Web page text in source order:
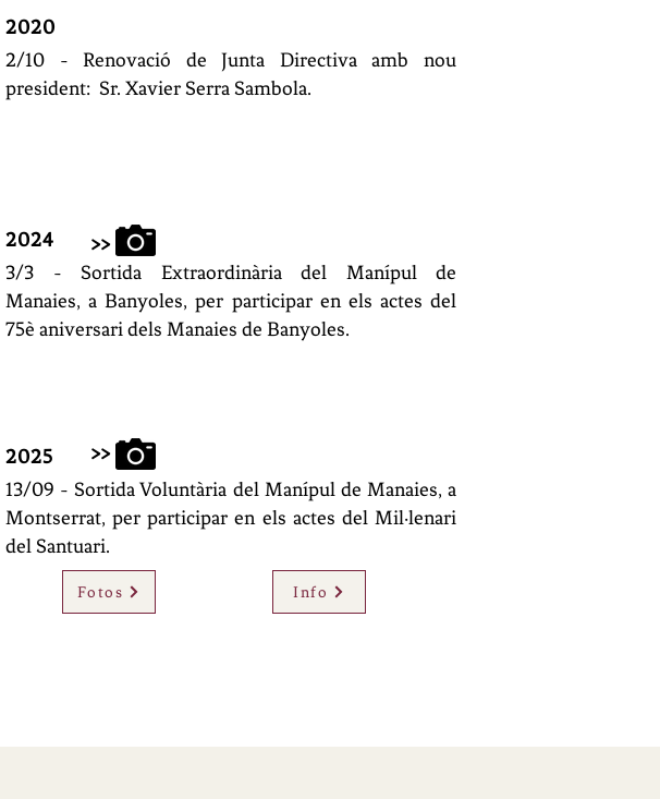
2020
2/10 - Renovació de Junta Directiva amb nou
president: Sr. Xavier Serra Sambola.
2024
3/3 - Sortida Extraordinària del Manípul de
Manaies,a Banyoles, per participar en els actes del
75è aniversari dels Manaies de Banyoles.
>>
2025
13/09 - Sortida Voluntària del Manípul de Manaies, a
Montserrat, per participar en els actes del Mil·lenari
del Santuari.
>>
Fotos Info